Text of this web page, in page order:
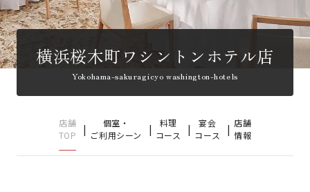
横浜桜木町ワシントンホテル店
Yokohama-sakuragicyo washington-hotels
店舗
TOP
個室・
ご利用シーン
料理
コース
宴会
コース
店舗
情報